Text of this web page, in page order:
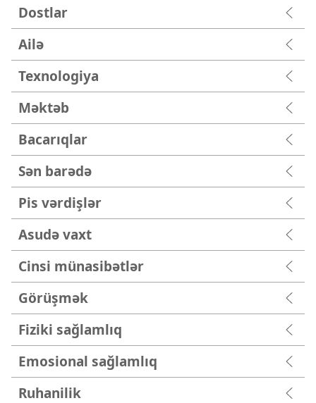
Dostlar
Ailə
Texnologiya
Məktəb
Bacarıqlar
Sən barədə
Pis vərdişlər
Asudə vaxt
Cinsi münasibətlər
Görüşmək
Fiziki sağlamlıq
Emosional sağlamlıq
Ruhanilik